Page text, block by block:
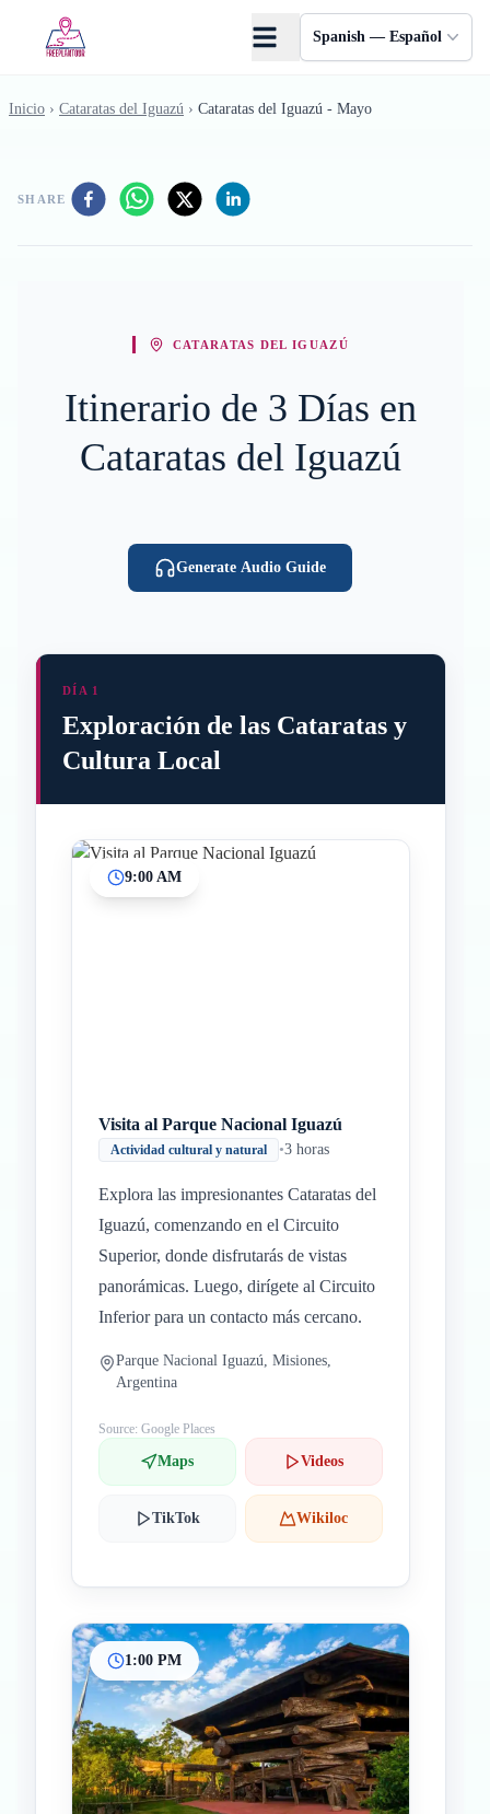
Spanish — Español
Inicio › Cataratas del Iguazú › Cataratas del Iguazú - Mayo
SHARE
CATARATAS DEL IGUAZÚ
Itinerario de 3 Días en
Cataratas del Iguazú
Generate Audio Guide
DÍA 1
Exploración de las Cataratas y
Cultura Local
9:00 AM
Visita al Parque Nacional Iguazú
Actividad cultural y natural •3 horas
Explora las impresionantes Cataratas del
Iguazú, comenzando en el Circuito
Superior, donde disfrutarás de vistas
panorámicas. Luego, dirígete al Circuito
Inferior para un contacto más cercano.
Parque Nacional Iguazú, Misiones,
Argentina
Source: Google Places
Maps Videos
TikTok Wikiloc
1:00 PM